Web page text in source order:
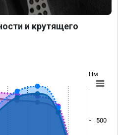
и крутящего
Нм
500